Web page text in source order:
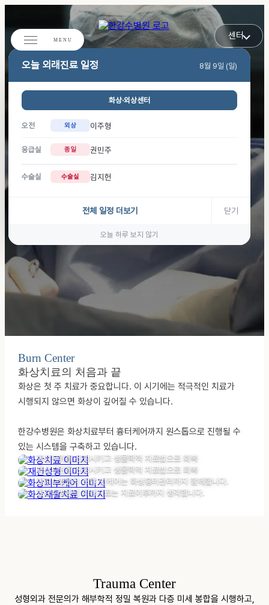
오늘 외래진료 일정 8월 9일 (일)
화상·외상센터
오전 외상 이주형
응급실 종일 권민주
수술실 수술실 김지헌
전체 일정 더보기 닫기
오늘 하루 보지 않기
센터
화상은 초기 대응이 결과를
Burn Center
화상치료의 처음과 끝
화상은 첫 주 치료가 중요합니다. 이 시기에는 적극적인 치료가
시행되지 않으면 화상이 깊어질 수 있습니다.
한강수병원은 화상치료부터 흉터케어까지 원스톱으로 진행될 수
있는 시스템을 구축하고 있습니다.
화상치료급성화상부위 완화
화상부위를 진정시키고 생물학적 치료법으로 회복
재건성형화상 전문의료진 수술
화상부위를 진정시키고 생물학적 치료법으로 회복
Post-Burn Skin Care
화상피부케어정상 피부기능 회복
한강수병원의 토탈 번케어는 화상흉터관리까지 함께합니다.
Burn Rehabilitation Therapy
화상재활치료관절 운동기능 회복
한강수병원의 화상치료는 치료이후까지 생각합니다.
Trauma Center
성형외과 전문의가 해부학적 정밀 복원과 다층 미세 봉합을 시행하고,